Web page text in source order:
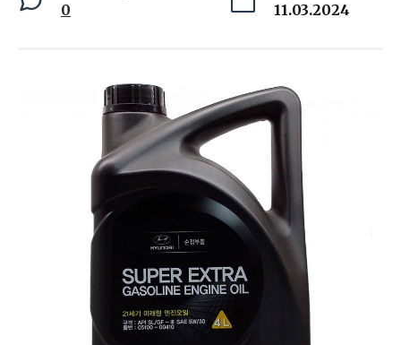
0 11.03.2024